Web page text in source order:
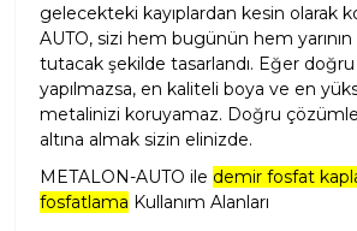
gelecekteki kayıplardan kesin olarak
AUTO, sizi hem bugünün hem
tutacak şekilde tasarlandı. Eğer
yapılmazsa, en kaliteli boya ve en
metalinizi koruyamaz. Doğru
altına almak sizin elinizde.
METALON-AUTO ile demir fosfat
fosfatlama Kullanım Alanları